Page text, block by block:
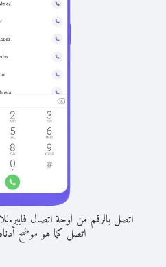
اتصل بالرقم من لوحة اتصال فايبر.
اتصل كما هو موضح